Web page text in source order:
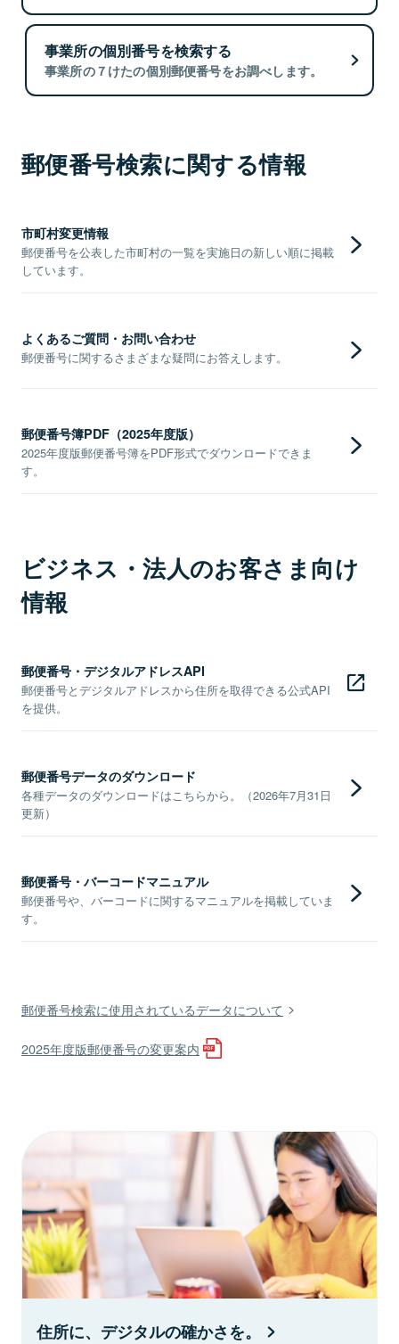
事業所の個別番号を検索する
事業所の７けたの個別郵便番号をお調べします。
郵便番号検索に関する情報
市町村変更情報
郵便番号を公表した市町村の一覧を実施日の新しい順に掲載
しています。
よくあるご質問・お問い合わせ
郵便番号に関するさまざまな疑問にお答えします。
郵便番号簿PDF（2025年度版）
2025年度版郵便番号簿をPDF形式でダウンロードできま
す。
ビジネス・法人のお客さま向け
情報
郵便番号・デジタルアドレスAPI
郵便番号とデジタルアドレスから住所を取得できる公式API
を提供。
郵便番号データのダウンロード
各種データのダウンロードはこちらから。（2026年7月31日
更新）
郵便番号・バーコードマニュアル
郵便番号や、バーコードに関するマニュアルを掲載していま
す。
郵便番号検索に使用されているデータについて
2025年度版郵便番号の変更案内
住所に、デジタルの確かさを。